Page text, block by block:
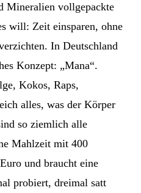
Mineralien vollgepackte
will: Zeit einsparen, ohne
In Deutschland
Konzept: „Mana“.
Kokos, Raps,
alles, was der Körper
so ziemlich alle
Mahlzeit mit 400
und braucht eine
probiert, dreimal satt